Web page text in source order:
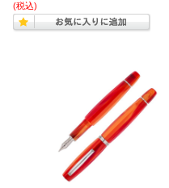
(税込)